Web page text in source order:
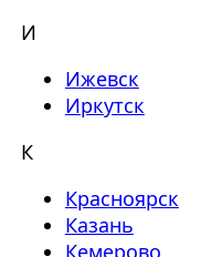
И
Ижевск
Иркутск
К
Красноярск
Казань
Кемерово